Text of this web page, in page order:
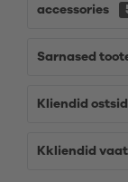
accessories
Sarnased
Kliendid
Kkliendid